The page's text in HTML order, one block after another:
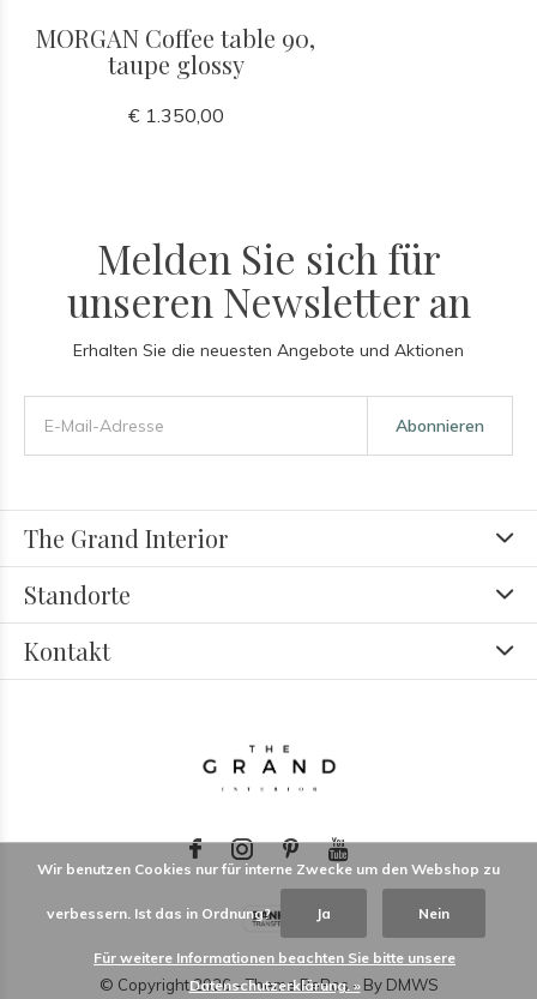
MORGAN Coffee table 90,
taupe glossy
€ 1.350,00
Melden Sie sich für
unseren Newsletter an
Erhalten Sie die neuesten Angebote und Aktionen
Abonnieren
The Grand Interior
Standorte
Kontakt
© Copyright2026- Theme RePos - By DMWS
Wir benutzen Cookies nur für interne Zwecke um den Webshop zu
verbessern. Ist das in Ordnung? Ja Nein
Für weitere Informationen beachten Sie bitte unsere
Datenschutzerklärung. »